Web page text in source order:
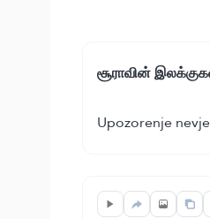
சூராவின்
Upozorenje